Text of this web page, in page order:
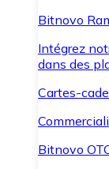
Bitnovo
Intégrez
dans des
Cartes-
Bitnovo